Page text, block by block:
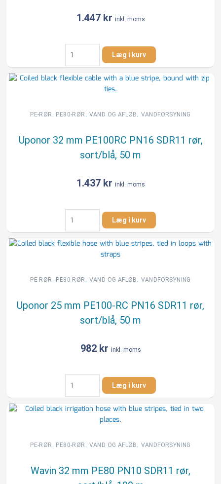
1.447 kr inkl. moms
Uponor
90
mm
PE100RC
rør,
m
Læg i kurv
PE-RØR , PE80-RØR , VAND OG AFLØB , VANDFORSYNING
Uponor 32 mm PE100RC PN16 SDR11 rør,
sort/blå, 50 m
1.437 kr inkl. moms
Uponor
32
mm
PE100RC
rør,
m
Læg i kurv
PE-RØR , PE80-RØR , VAND OG AFLØB , VANDFORSYNING
Uponor 25 mm PE100-RC PN16 SDR11 rør,
sort/blå, 50 m
982 kr inkl. moms
Uponor
25
mm
PE100-
SDR11
sort/blå,
50
Læg i kurv
PE-RØR , PE80-RØR , VAND OG AFLØB , VANDFORSYNING
Wavin 32 mm PE80 PN10 SDR11 rør,